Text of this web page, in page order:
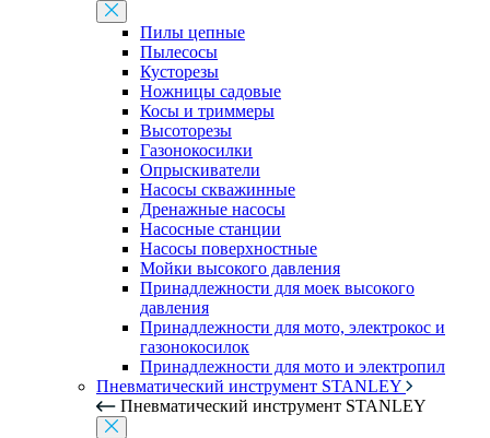
Пилы цепные
Пылесосы
Кусторезы
Ножницы садовые
Косы и триммеры
Высоторезы
Газонокосилки
Опрыскиватели
Насосы скважинные
Дренажные насосы
Насосные станции
Насосы поверхностные
Мойки высокого давления
Принадлежности для моек высокого
давления
Принадлежности для мото, электрокос и
газонокосилок
Принадлежности для мото и электропил
Пневматический инструмент STANLEY
Пневматический инструмент STANLEY